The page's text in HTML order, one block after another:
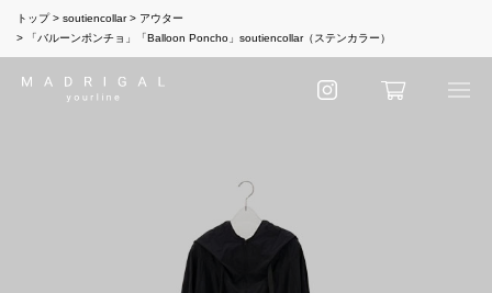
トップ soutiencollar
アウター
「バルーンポンチョ」「Balloon Poncho」soutiencollar（ステンカラー）